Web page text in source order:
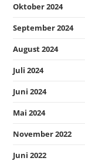
Oktober 2024
September 2024
August 2024
Juli 2024
Juni 2024
Mai 2024
November 2022
Juni 2022